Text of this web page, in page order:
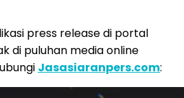
press release di portal
di puluhan media online
Jasasiaranpers.com: